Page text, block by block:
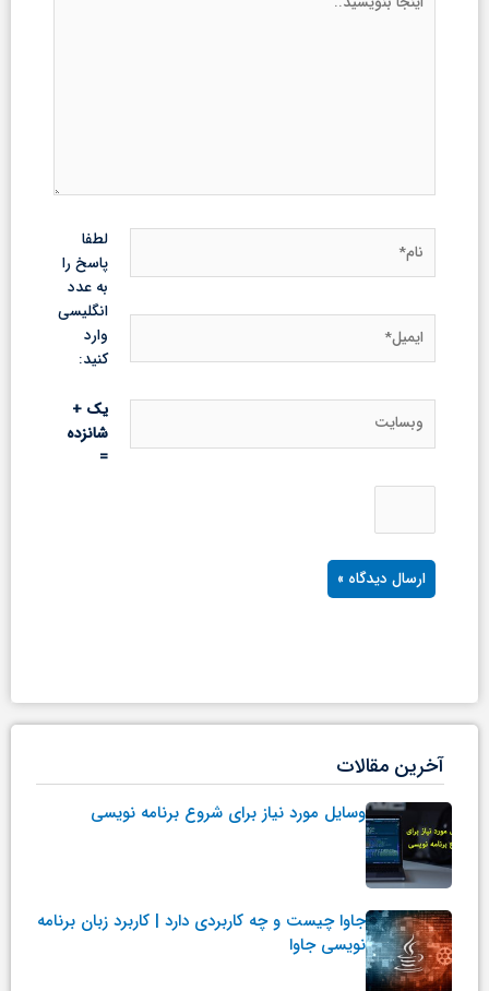
بنویسید..
لطفا
پاسخ را
به عدد
انگلیسی
وارد
کنید:
یک +
شانزده
=
آخرین مقالات
وسایل مورد نیاز برای شروع برنامه نویسی
جاوا چیست و چه کاربردی دارد | کاربرد زبان برنامه
نویسی جاوا